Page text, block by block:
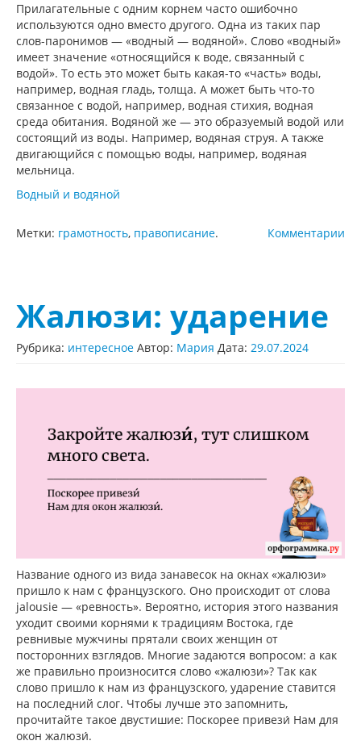
Прилагательные с одним корнем часто ошибочно
используются одно вместо другого. Одна из таких пар
слов-паронимов — «водный — водяной». Слово «водный»
имеет значение «относящийся к воде, связанный с
водой». То есть это может быть какая-то «часть» воды,
например, водная гладь, толща. А может быть что-то
связанное с водой, например, водная стихия, водная
среда обитания. Водяной же — это образуемый водой или
состоящий из воды. Например, водяная струя. А также
двигающийся с помощью воды, например, водяная
мельница.
Водный и водяной
Комментарии
Метки: грамотность, правописание.
Жалюзи: ударение
Рубрика: интересное Автор: Мария Дата: 29.07.2024
Название одного из вида занавесок на окнах «жалюзи»
пришло к нам с французского. Оно происходит от слова
jalousie — «ревность». Вероятно, история этого названия
уходит своими корнями к традициям Востока, где
ревнивые мужчины прятали своих женщин от
посторонних взглядов. Многие задаются вопросом: а как
же правильно произносится слово «жалюзи»? Так как
слово пришло к нам из французского, ударение ставится
на последний слог. Чтобы лучше это запомнить,
прочитайте такое двустишие: Поскорее привези́ Нам для
окон жалюзи́.